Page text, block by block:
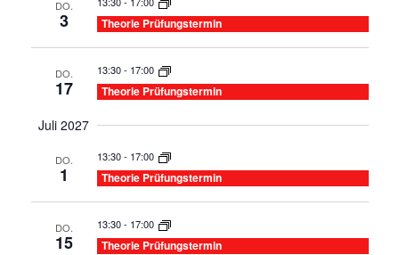
DO.
3 Theorie Prüfungstermin
DO.
17
13:30- 17:00
Theorie Prüfungstermin
Juli 2027
DO.
1
13:30- 17:00
Theorie Prüfungstermin
DO.
15
13:30- 17:00
Theorie Prüfungstermin